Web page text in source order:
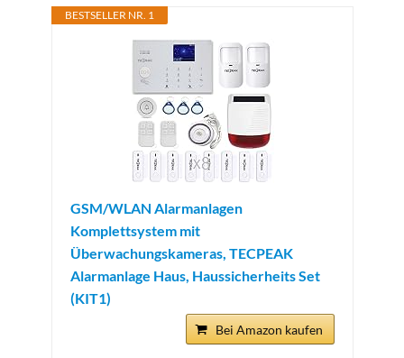
BESTSELLER NR. 1
GSM/WLAN Alarmanlagen
Komplettsystem mit
Überwachungskameras, TECPEAK
Alarmanlage Haus, Haussicherheits Set
(KIT1)
Bei Amazon kaufen